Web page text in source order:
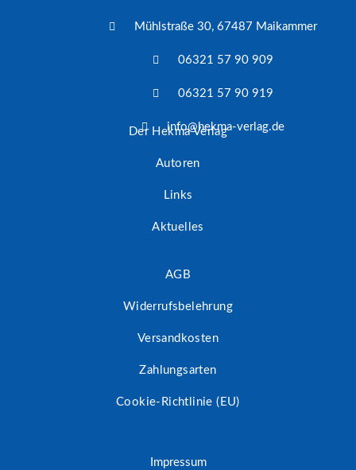
Mühlstraße 30, 67487 Maikammer
06321 57 90 909
06321 57 90 919
info@hekma-verlag.de
Der Hekma Verlag
Autoren
Links
Aktuelles
AGB
Widerrufsbelehrung
Versandkosten
Zahlungsarten
Cookie-Richtlinie (EU)
Impressum